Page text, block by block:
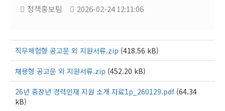
정책홍보팀 2026-02-24 12:11:06
직무체험형 공고문 외 지원서류.zip (418.56 kB)
채용형 공고문 외 지원서류.zip (452.20 kB)
26년 중장년 경력인재 지원 소개 자료1p_260129.pdf(64.34
kB)